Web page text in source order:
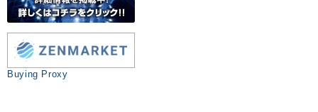
Buying Proxy